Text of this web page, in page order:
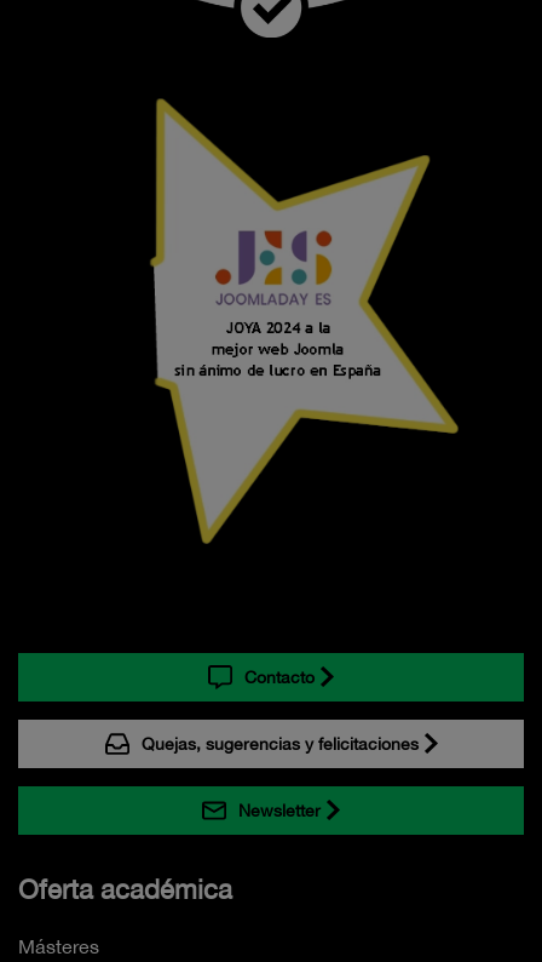
Contacto
Quejas, sugerencias y felicitaciones
Newsletter
Oferta académica
Másteres